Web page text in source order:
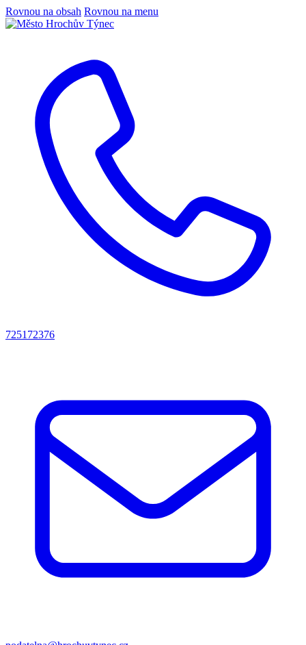
Rovnou na obsah Rovnou na menu
725172376